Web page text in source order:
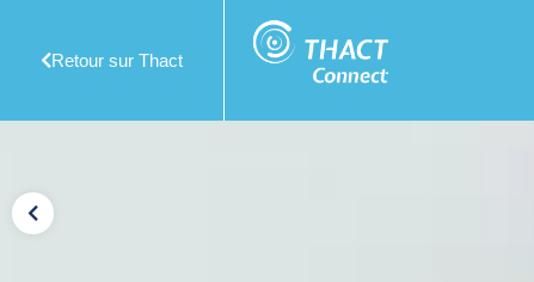
Retour sur Thact